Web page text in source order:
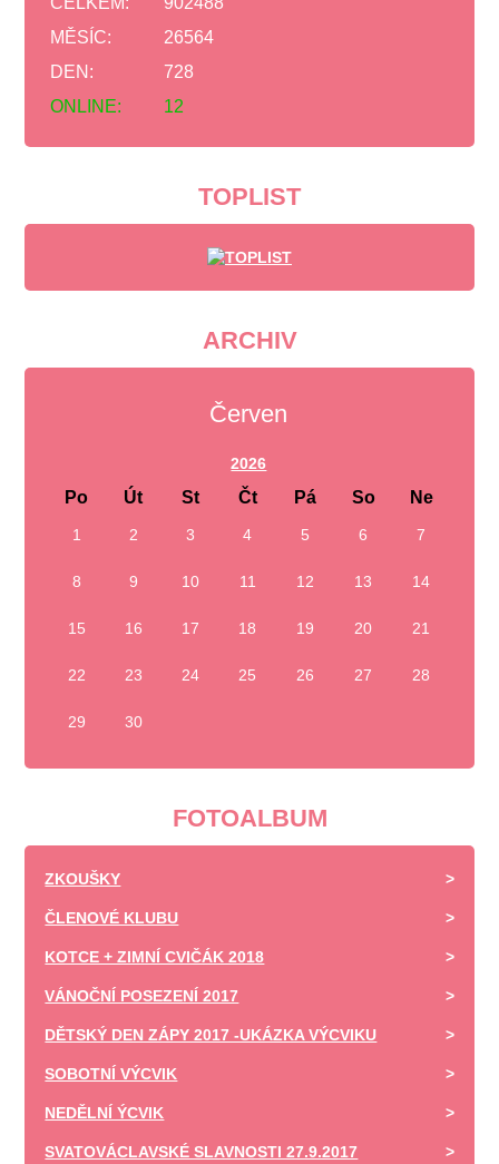
ONLINE: 12
MĚSÍC:
26564
DEN:
728
TOPLIST
ARCHIV
Červen
2026
Po Út St Čt Pá So Ne
1 2 3 4 5 6 7
8 9 10 11 12 13 14
15 16 17 18 19 20 21
22 23 24 25 26 27 28
29 30
FOTOALBUM
ZKOUŠKY
ČLENOVÉ KLUBU
KOTCE + ZIMNÍ CVIČÁK 2018
VÁNOČNÍ POSEZENÍ 2017
DĚTSKÝ DEN ZÁPY 2017 -UKÁZKA VÝCVIKU
SOBOTNÍ VÝCVIK
NEDĚLNÍ ÝCVIK
SVATOVÁCLAVSKÉ SLAVNOSTI 27.9.2017